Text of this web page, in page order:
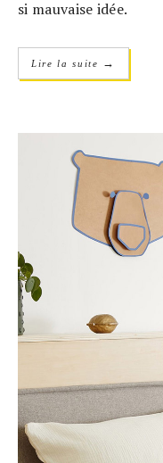
si mauvaise idée.
Lire la suite →